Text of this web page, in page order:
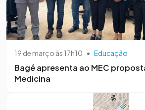
19 de março às 17h10 • Educação
Bagé apresenta ao MEC
Medicina